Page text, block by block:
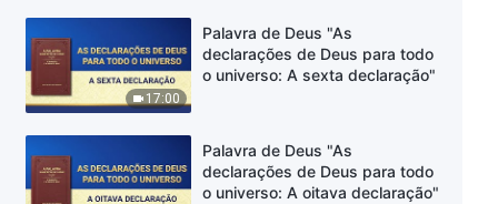
17:00
Palavra de Deus "As
declarações de Deus para todo
o universo: A sexta declaração"
Palavra de Deus "As
declarações de Deus para todo
o universo: A oitava declaração"